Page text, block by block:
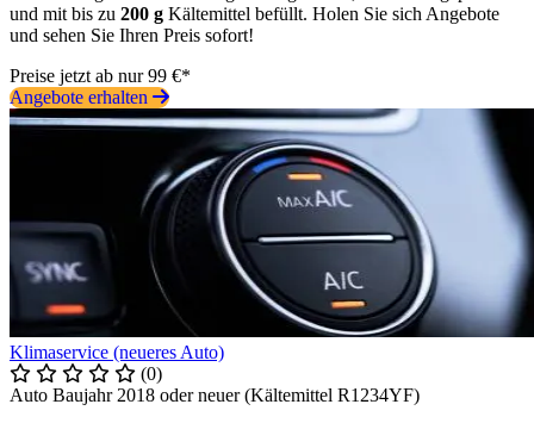
und mit bis zu 200 g Kältemittel befüllt. Holen Sie sich Angebote
und sehen Sie Ihren Preis sofort!
Preise jetzt ab nur 99 €*
Angebote erhalten
Klimaservice (neueres Auto)
(0)
Auto Baujahr 2018 oder neuer (Kältemittel R1234YF)